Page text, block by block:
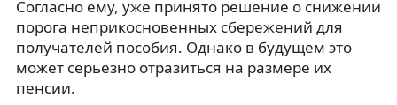
Согласно ему, уже принято решение о снижении
порога неприкосновенных сбережений для
получателей пособия. Однако в будущем это
может серьезно отразиться на размере их
пенсии.